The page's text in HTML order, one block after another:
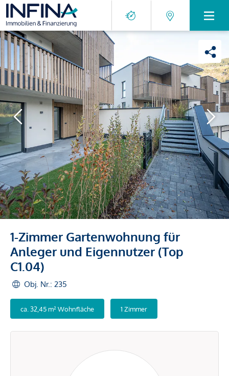
1-Zimmer Gartenwohnung für
Anleger und Eigennutzer (Top
C1.04)
Obj. Nr.: 235
ca. 32,45 m² Wohnfläche 1 Zimmer